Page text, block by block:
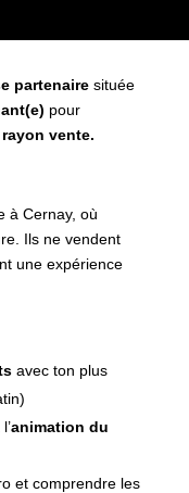
partenairesituée
pour
vente.
à Cernay, où
Ils ne vendent
une expérience
avec ton plus
animation du
et comprendre les